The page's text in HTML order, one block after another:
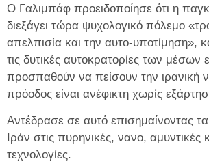
Ο Γαλιμπάφ προειδοποίησε ότι η
διεξάγει τώρα ψυχολογικό πόλεμο
απελπισία και την αυτο-υποτίμηση»,
τις δυτικές αυτοκρατορίες των μέσων
προσπαθούν να πείσουν την ιρανική
πρόοδος είναι ανέφικτη χωρίς
Αντέδρασε σε αυτό επισημαίνοντας
Ιράν στις πυρηνικές, νανο, αμυντικές
τεχνολογίες.